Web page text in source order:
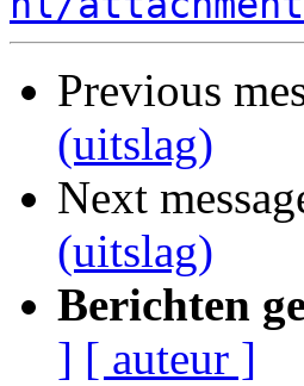
Previous
(uitslag)
Next
(uitslag)
Berichten
] [ auteur ]